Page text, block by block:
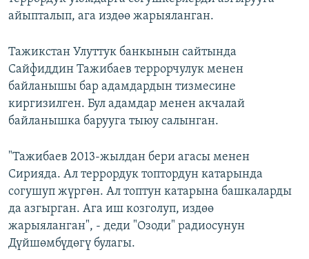
айыпталып, ага издөө жарыяланган.
Тажикстан Улуттук банкынын сайтында
Сайфиддин Тажибаев террорчулук менен
байланышы бар адамдардын тизмесине
киргизилген. Бул адамдар менен акчалай
байланышка барууга тыюу салынган.
"Тажибаев 2013-жылдан бери агасы менен
Сирияда. Ал террордук топтордун катарында
согушуп жүргөн. Ал топтун катарына башкаларды
да азгырган. Ага иш козголуп, издөө
жарыяланган", - деди "Озоди" радиосунун
Дүйшөмбүдөгү булагы.